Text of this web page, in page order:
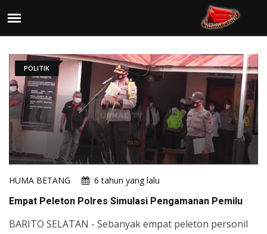
POLITIK
HUMA BETANG
6 tahun yang lalu
Empat Peleton Polres Simulasi Pengamanan Pemilu
BARITO SELATAN - Sebanyak empat peleton personil